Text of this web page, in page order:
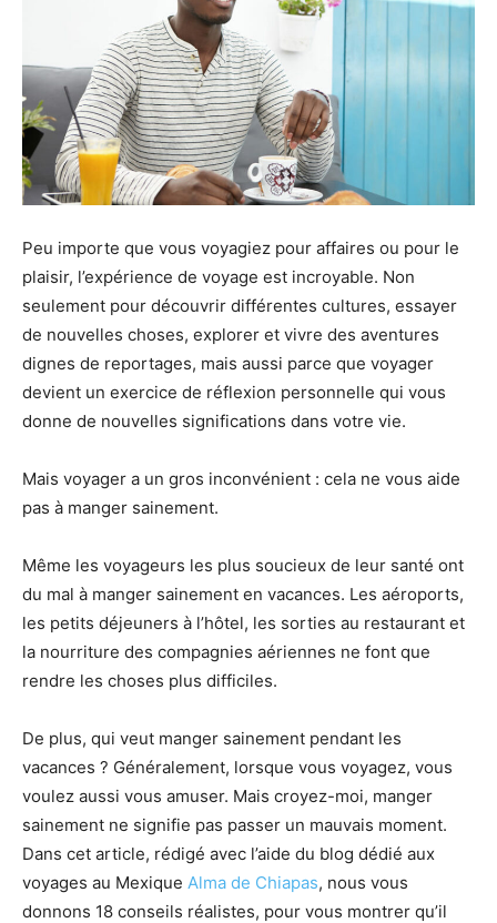
Peu importe que vous voyagiez pour affaires ou pour le
plaisir, l’expérience de voyage est incroyable. Non
seulement pour découvrir différentes cultures, essayer
de nouvelles choses, explorer et vivre des aventures
dignes de reportages, mais aussi parce que voyager
devient un exercice de réflexion personnelle qui vous
donne de nouvelles significations dans votre vie.
Mais voyager a un gros inconvénient : cela ne vous aide
pas à manger sainement.
Même les voyageurs les plus soucieux de leur santé ont
du mal à manger sainement en vacances. Les aéroports,
les petits déjeuners à l’hôtel, les sorties au restaurant et
la nourriture des compagnies aériennes ne font que
rendre les choses plus difficiles.
De plus, qui veut manger sainement pendant les
vacances ? Généralement, lorsque vous voyagez, vous
voulez aussi vous amuser. Mais croyez-moi, manger
sainement ne signifie pas passer un mauvais moment.
Dans cet article, rédigé avec l’aide du blog dédié aux
voyages au Mexique Alma de Chiapas, nous vous
donnons 18 conseils réalistes, pour vous montrer qu’il